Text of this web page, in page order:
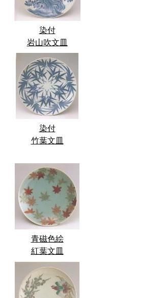
染付
岩山吹文皿
染付
竹葉文皿
青磁色絵
紅葉文皿